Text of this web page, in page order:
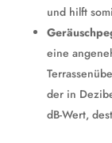
und hilft
eine
der in
dB-Wert,